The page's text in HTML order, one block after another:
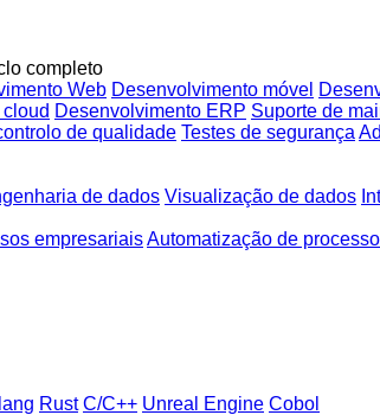
completo
Web Desenvolvimento móvel
Desenvolvimento ERP Suporte de
de qualidade Testes de segurança
de dados Visualização de dados
empresariaisAutomatização de
Rust C/C++ Unreal Engine Cobol